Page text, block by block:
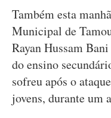
Também esta
Municipal de
Rayan Hussam
do ensino
sofreu após o
jovens, durante um